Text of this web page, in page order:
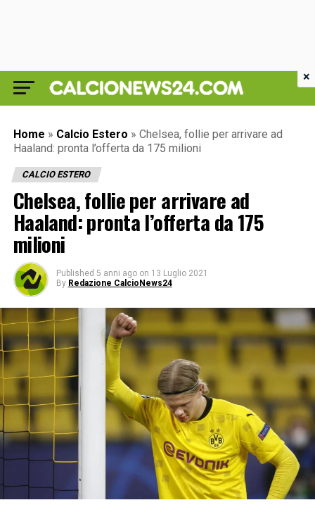
Home » Calcio Estero » Chelsea, follie per arrivare ad
Haaland: pronta l’offerta da 175 milioni
CALCIO ESTERO
Chelsea, follie per arrivare ad
Haaland: pronta l’offerta da 175
milioni
Published 5 anni ago on 13 Luglio 2021
By Redazione CalcioNews24
×